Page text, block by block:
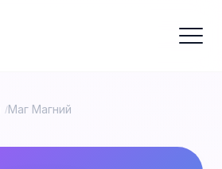
/Маг Магний